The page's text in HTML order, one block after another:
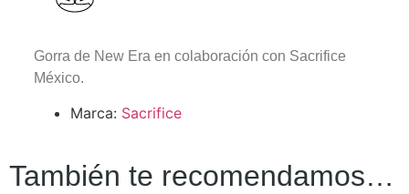
Gorra de New Era en colaboración con Sacrifice
México.
Marca: Sacrifice
También te recomendamos…